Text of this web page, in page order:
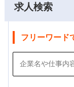
求人検索
フリーワード